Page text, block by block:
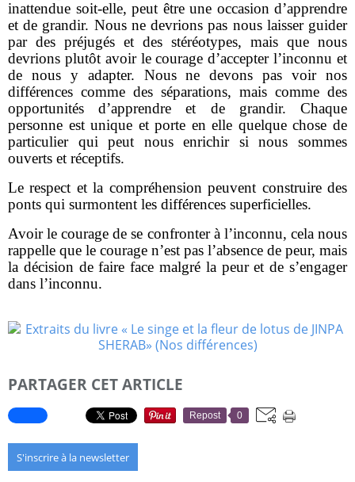
inattendue soit-elle, peut être une occasion d’apprendre
et de grandir. Nous ne devrions pas nous laisser guider
par des préjugés et des stéréotypes, mais que nous
devrions plutôt avoir le courage d’accepter l’inconnu et
de nous y adapter. Nous ne devons pas voir nos
différences comme des séparations, mais comme des
opportunités d’apprendre et de grandir. Chaque
personne est unique et porte en elle quelque chose de
particulier qui peut nous enrichir si nous sommes
ouverts et réceptifs.
Le respect et la compréhension peuvent construire des
ponts qui surmontent les différences superficielles.
Avoir le courage de se confronter à l’inconnu, cela nous
rappelle que le courage n’est pas l’absence de peur, mais
la décision de faire face malgré la peur et de s’engager
dans l’inconnu.
PARTAGER CET ARTICLE
Repost 0
S'inscrire à la newsletter